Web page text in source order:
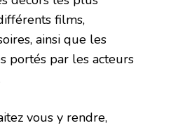
films,
ainsi que les
portés par les acteurs
vous y rendre,